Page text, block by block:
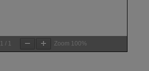
1 / 1 Zoom 100%